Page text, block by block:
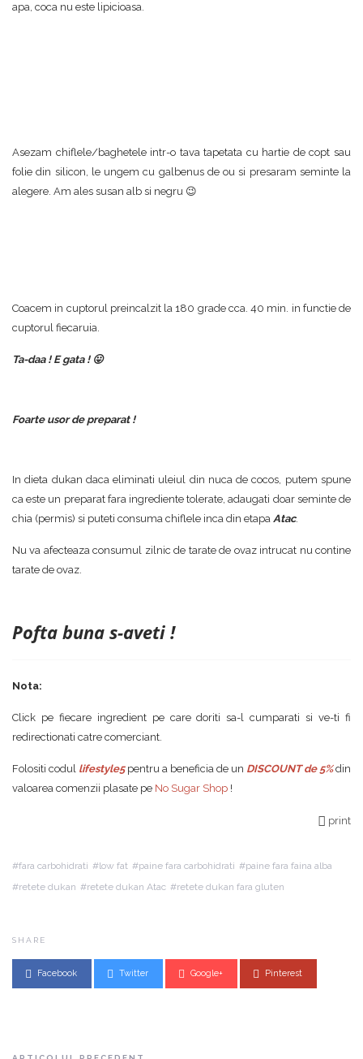
apa, coca nu este lipicioasa.
Asezam chiflele/baghetele intr-o tava tapetata cu hartie de copt sau
folie din silicon, le ungem cu galbenus de ou si presaram seminte la
alegere. Am ales susan alb si negru 😉
Coacem in cuptorul preincalzit la 180 grade cca. 40 min. in functie de
cuptorul fiecaruia.
Ta-daa ! E gata ! 😛
Foarte usor de preparat !
In dieta dukan daca eliminati uleiul din nuca de cocos, putem spune
ca este un preparat fara ingrediente tolerate, adaugati doar seminte de
chia (permis) si puteti consuma chiflele inca din etapa Atac.
Nu va afecteaza consumul zilnic de tarate de ovaz intrucat nu contine
tarate de ovaz.
Pofta buna s-aveti !
Nota:
Click pe fiecare ingredient pe care doriti sa-l cumparati si ve-ti fi
redirectionati catre comerciant.
Folositi codul lifestyle5pentru a beneficia de un DISCOUNT de 5%din
valoarea comenzii plasate pe No Sugar Shop !
print
fara carbohidrati low fat paine fara carbohidrati
paine fara faina alba
retete dukan
retete dukan Atac retete dukan fara gluten
SHARE
Facebook Twitter Google+ Pinterest